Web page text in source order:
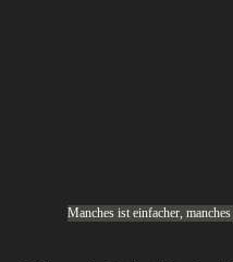
Manches ist einfacher,